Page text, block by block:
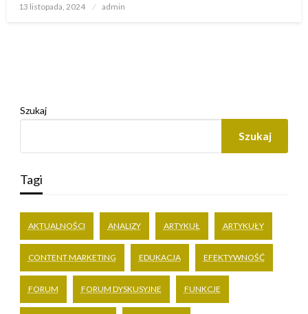
Opublikowane
13 listopada, 2024 admin
Szukaj
Szukaj
Tagi
AKTUALNOŚCI ANALIZY ARTYKUŁ ARTYKUŁY
CONTENT MARKETING EDUKACJA EFEKTYWNOŚĆ
FORUM FORUM DYSKUSYJNE FUNKCJE